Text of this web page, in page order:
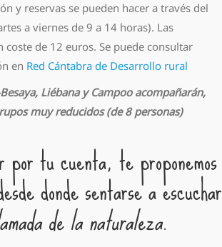
y reservas se pueden hacer a través del
a viernes de 9 a 14 horas). Las
coste de 12 euros. Se puede consultar
en Red Cántabra de Desarrollo rural
Liébana y Campoo acompañarán,
muy reducidos (de 8 personas)
tu cuenta, te proponemos
donde sentarse a escuchar
de la naturaleza.